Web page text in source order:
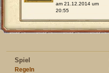
am 21.12.2014 um
20:55
Spiel
Regeln